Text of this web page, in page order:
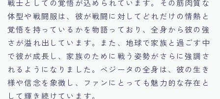
戦士としての覚悟が込められています。その筋肉質な
体型や戦闘服は、彼が戦闘に対してどれだけの情熱と
覚悟を持っているかを物語っており、全身から彼の強
さが溢れ出しています。また、地球で家族と過ごす中
で彼が成長し、家族のために戦う姿勢がさらに強調さ
れるようになりました。ベジータの全身は、彼の生き
様や信念を象徴し、ファンにとっても魅力的な存在と
して輝き続けています。